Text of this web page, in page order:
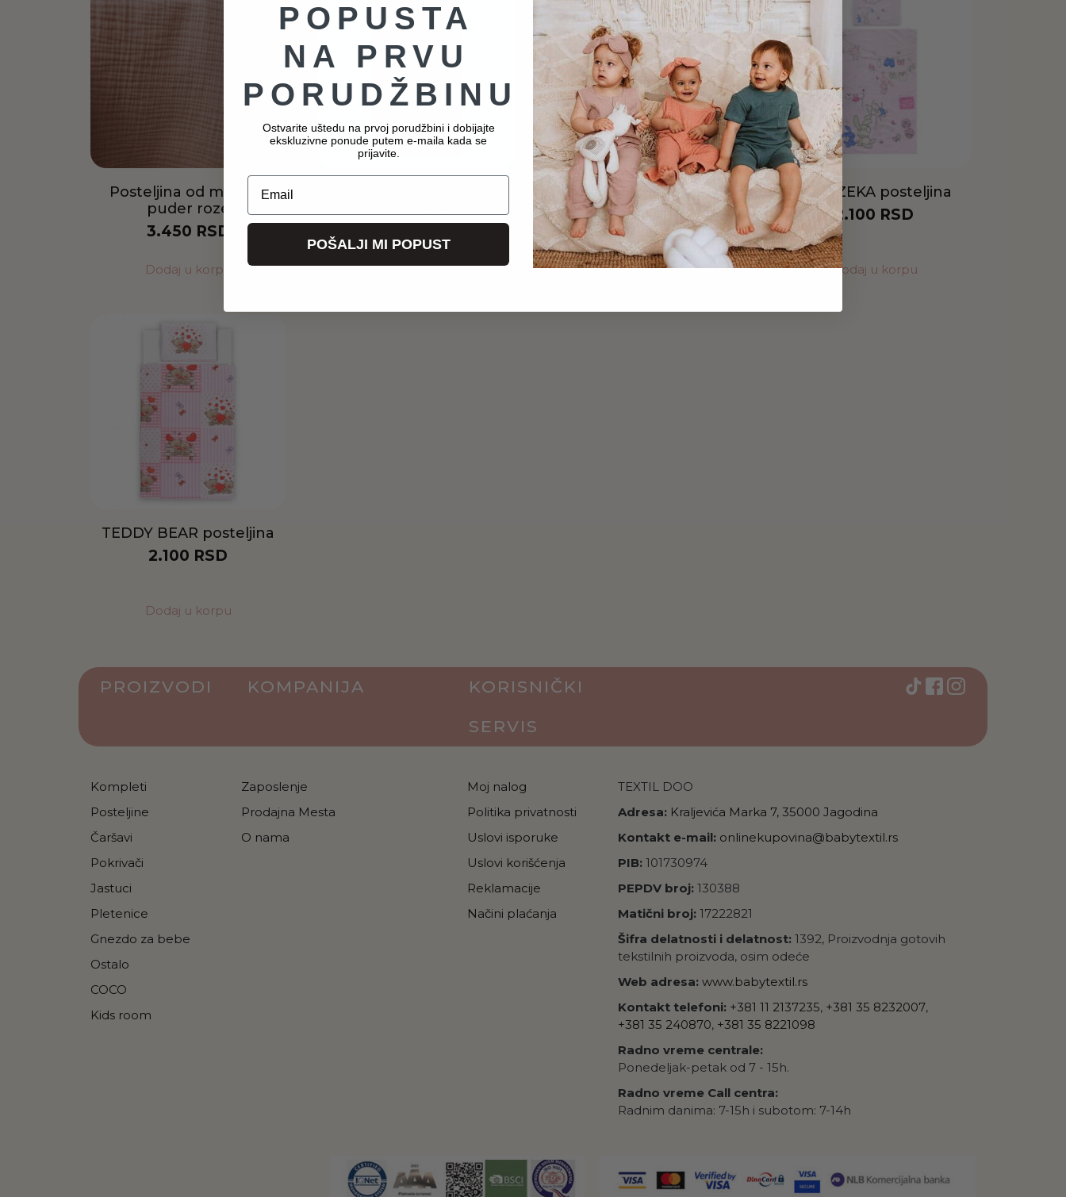
Posteljina od muslina
puder roze
3.450 RSD
Dodaj u korpu
2.220RSD
Dodaj u korpu
RODE posteljina
2.100RSD
Dodaj u korpu
ROZI ZEKA posteljina
2.100 RSD
Dodaj u korpu
TEDDY BEAR posteljina
2.100 RSD
Dodaj u korpu
PROIZVODI KOMPANIJA
KORISNIČKI
SERVIS
Kompleti
Posteljine
Čaršavi
Pokrivači
Jastuci
Pletenice
Gnezdo za bebe
Ostalo
COCO
Kids room
Zaposlenje
Prodajna Mesta
O nama
Moj nalog
Politika privatnosti
Uslovi isporuke
Uslovi korišćenja
Reklamacije
Načini plaćanja
TEXTIL DOO
Adresa: Kraljevića Marka 7, 35000 Jagodina
Kontakt e-mail: onlinekupovina@babytextil.rs
PIB: 101730974
PEPDV broj: 130388
Matični broj: 17222821
Šifra delatnosti i delatnost: 1392, Proizvodnja gotovih
tekstilnih proizvoda, osim odeće
Web adresa: www.babytextil.rs
Kontakt telefoni: +381 11 2137235, +381 35 8232007,
+381 35 240870, +381 35 8221098
Radno vreme centrale:
Ponedeljak-petak od 7 - 15h.
Radno vreme Call centra:
Radnim danima: 7-15h i subotom: 7-14h
POPUSTA
NA PRVU
PORUDŽBINU
Ostvarite uštedu na prvoj porudžbini i dobijajte
ekskluzivne ponude putem e-maila kada se
prijavite.
Email
POŠALJI MI POPUST